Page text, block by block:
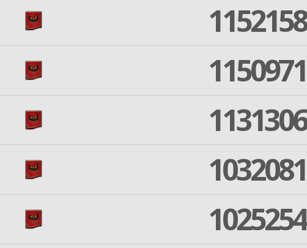
1152158
1150971
1131306
1032081
1025254